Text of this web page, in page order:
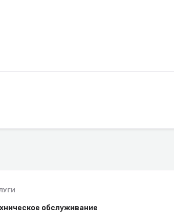
обслуживание